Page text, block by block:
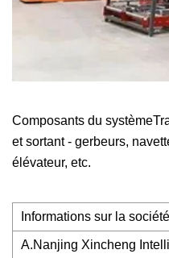
Composants du
et sortant - gerbeurs,
élévateur, etc.
Informations sur la société
A.Nanjing Xincheng